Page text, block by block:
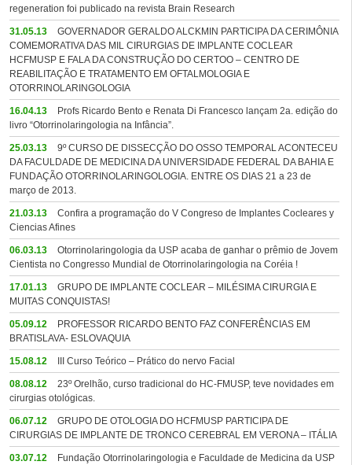
regeneration foi publicado na revista Brain Research
31.05.13
GOVERNADOR GERALDO ALCKMIN PARTICIPA DA CERIMÔNIA
COMEMORATIVA DAS MIL CIRURGIAS DE IMPLANTE COCLEAR
HCFMUSP E FALA DA CONSTRUÇÃO DO CERTOO – CENTRO DE
REABILITAÇÃO E TRATAMENTO EM OFTALMOLOGIA E
OTORRINOLARINGOLOGIA
16.04.13
Profs Ricardo Bento e Renata Di Francesco lançam 2a. edição do
livro “Otorrinolaringologia na Infância”.
25.03.13
9º CURSO DE DISSECÇÃO DO OSSO TEMPORAL ACONTECEU
DA FACULDADE DE MEDICINA DA UNIVERSIDADE FEDERAL DA BAHIA E
FUNDAÇÃO OTORRINOLARINGOLOGIA. ENTRE OS DIAS 21 a 23 de
março de 2013.
21.03.13
Confira a programação do V Congreso de Implantes Cocleares y
Ciencias Afines
06.03.13
Otorrinolaringologia da USP acaba de ganhar o prêmio de Jovem
Cientista no Congresso Mundial de Otorrinolaringologia na Coréia !
17.01.13
GRUPO DE IMPLANTE COCLEAR – MILÉSIMA CIRURGIA E
MUITAS CONQUISTAS!
05.09.12
PROFESSOR RICARDO BENTO FAZ CONFERÊNCIAS EM
BRATISLAVA- ESLOVAQUIA
15.08.12 III Curso Teórico – Prático do nervo Facial
08.08.12
23º Orelhão, curso tradicional do HC-FMUSP, teve novidades em
cirurgias otológicas.
06.07.12
GRUPO DE OTOLOGIA DO HCFMUSP PARTICIPA DE
CIRURGIAS DE IMPLANTE DE TRONCO CEREBRAL EM VERONA – ITÁLIA
03.07.12
Fundação Otorrinolaringologia e Faculdade de Medicina da USP